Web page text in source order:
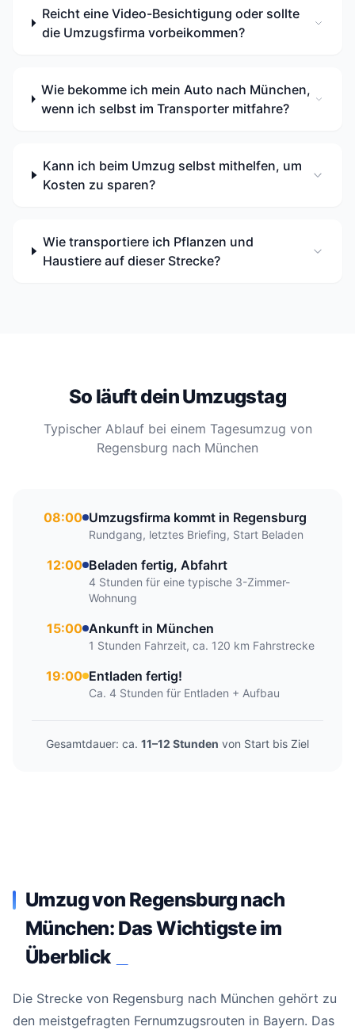
Reicht eine Video-Besichtigung oder sollte
die Umzugsfirma vorbeikommen?
Wie bekomme ich mein Auto nach München,
wenn ich selbst im Transporter mitfahre?
Kann ich beim Umzug selbst mithelfen, um
Kosten zu sparen?
Wie transportiere ich Pflanzen und
Haustiere auf dieser Strecke?
So läuft dein Umzugstag
Typischer Ablauf bei einem Tagesumzug von
Regensburg nach München
08:00 Umzugsfirma kommt in Regensburg
Rundgang, letztes Briefing, Start Beladen
12:00 Beladen fertig, Abfahrt
4 Stunden für eine typische 3-Zimmer-
Wohnung
15:00 Ankunft in München
1 Stunden Fahrzeit, ca. 120 km Fahrstrecke
19:00 Entladen fertig!
Ca. 4 Stunden für Entladen + Aufbau
Gesamtdauer: ca. 11–12 Stunden von Start bis Ziel
Umzug von Regensburg nach
München: Das Wichtigste im
Überblick
Die Strecke von Regensburg nach München gehört zu
den meistgefragten Fernumzugsrouten in Bayern. Das